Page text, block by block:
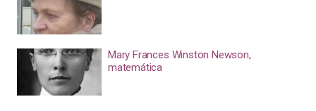
Mary Frances Winston Newson,
matemática